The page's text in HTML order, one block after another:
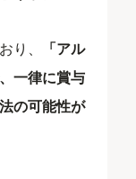
り、
「アル
一律に賞与
の可能性が